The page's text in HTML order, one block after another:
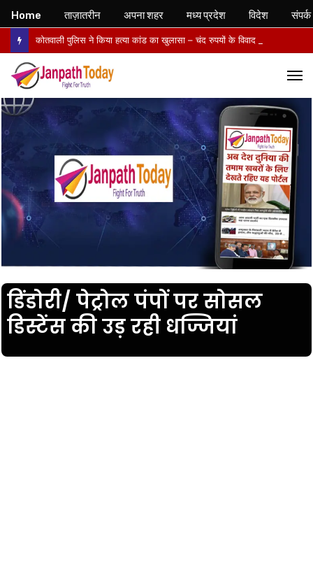
डिंडोरी/ पेट्रोल पंपों पर सोसल
डिस्टेंस की उड़ रही धज्जियां
Home ताज़ातरीन अपना शहर मध्य प्रदेश विदेश संपर्क